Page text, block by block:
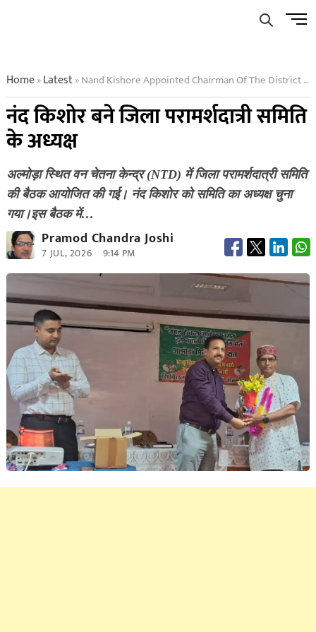
Menu
Home»Latest»Nand Kishore Appointed Chairman Of The District Consultative Committee
नंद किशोर बने जिला परामर्शदात्री समिति
के अध्यक्ष
अल्मोड़ा स्थित वन चेतना केन्द्र (NTD) में जिला परामर्शदात्री समिति
की बैठक आयोजित की गई। नंद किशोर को समिति का अध्यक्ष चुना
गया।इस बैठक में…
Pramod Chandra Joshi
7 JUL, 2026 9:14 PM